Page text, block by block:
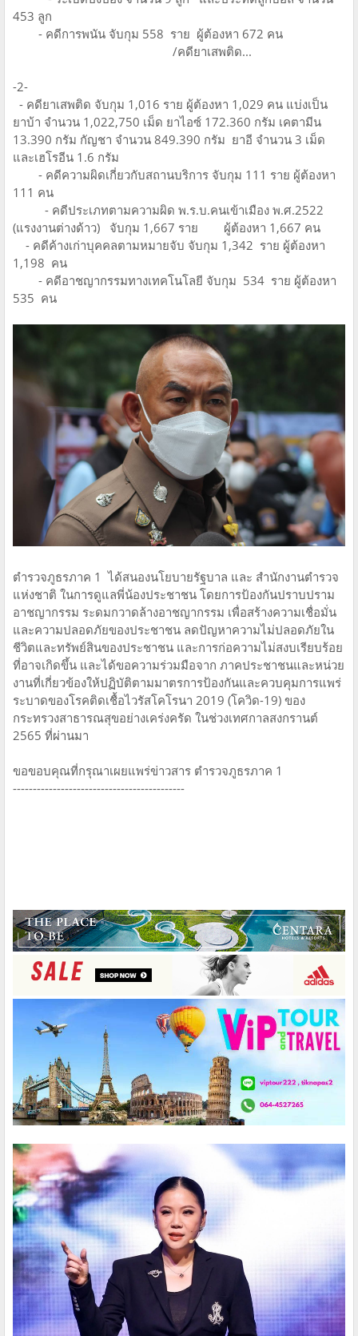
453 ลูก
- คดีการพนัน จับกุม 558 ราย ผู้ต้องหา 672 คน
/คดียาเสพติด...
-2-
- คดียาเสพติด จับกุม 1,016 ราย ผู้ต้องหา 1,029 คน แบ่งเป็น
ยาบ้า จำนวน 1,022,750 เม็ด ยาไอซ์ 172.360 กรัม เคตามีน
13.390 กรัม กัญชา จำนวน 849.390 กรัม ยาอี จำนวน 3 เม็ด
และเฮโรอีน 1.6 กรัม
- คดีความผิดเกี่ยวกับสถานบริการ จับกุม 111 ราย ผู้ต้องหา
111 คน
- คดีประเภทตามความผิด พ.ร.บ.คนเข้าเมือง พ.ศ.2522
(แรงงานต่างด้าว) จับกุม 1,667 ราย ผู้ต้องหา 1,667 คน
- คดีค้างเก่าบุคคลตามหมายจับ จับกุม 1,342 ราย ผู้ต้องหา
1,198 คน
- คดีอาชญากรรมทางเทคโนโลยี จับกุม 534 ราย ผู้ต้องหา
535 คน
ตำรวจภูธรภาค 1 ได้สนองนโยบายรัฐบาล และ สำนักงานตำรวจ
แห่งชาติ ในการดูแลพี่น้องประชาชน โดยการป้องกันปราบปราม
อาชญากรรม ระดมกวาดล้างอาชญากรรม เพื่อสร้างความเชื่อมั่น
และความปลอดภัยของประชาชน ลดปัญหาความไม่ปลอดภัยใน
ชีวิตและทรัพย์สินของประชาชน และการก่อความไม่สงบเรียบร้อย
ที่อาจเกิดขึ้น และได้ขอความร่วมมือจาก ภาคประชาชนและหน่วย
งานที่เกี่ยวข้องให้ปฏิบัติตามมาตรการป้องกันและควบคุมการแพร่
ระบาดของโรคติดเชื้อไวรัสโคโรนา 2019 (โควิด-19) ของ
กระทรวงสาธารณสุขอย่างเคร่งครัด ในช่วงเทศกาลสงกรานต์
2565 ที่ผ่านมา
ขอขอบคุณที่กรุณาเผยแพร่ข่าวสาร ตำรวจภูธรภาค 1
-------------------------------------------